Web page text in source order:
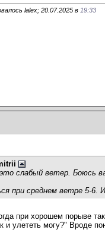
lalex; 20.07.2025 в 19:33
слабый ветер. Боюсь
при среднем ветре 5-6.
при хорошем порыве
и улететь могу?" Вроде